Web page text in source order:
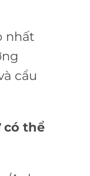
nhất
cẩu
có thể